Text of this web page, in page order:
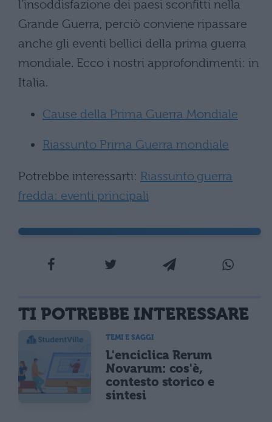
l’insoddisfazione dei paesi sconfitti nella
Grande Guerra, perciò conviene ripassare
anche gli eventi bellici della prima guerra
mondiale. Ecco i nostri approfondimenti: in
Italia.
Cause della Prima Guerra Mondiale
Riassunto Prima Guerra mondiale
Potrebbe interessarti: Riassunto guerra
fredda: eventi principali
TI POTREBBE INTERESSARE
TEMI E SAGGI
L'enciclica Rerum
Novarum: cos'è,
contesto storico e
sintesi